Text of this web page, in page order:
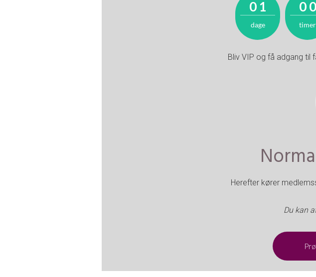
1
1
0
0
dage
0
0
0
0
timer
Bliv VIP og få adgang til
Herefter kører
Du kan